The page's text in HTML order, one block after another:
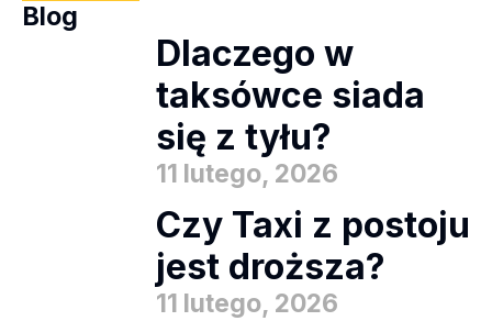
Blog
Dlaczego w
taksówce siada
się z tyłu?
11 lutego, 2026
Czy Taxi z postoju
jest droższa?
11 lutego, 2026